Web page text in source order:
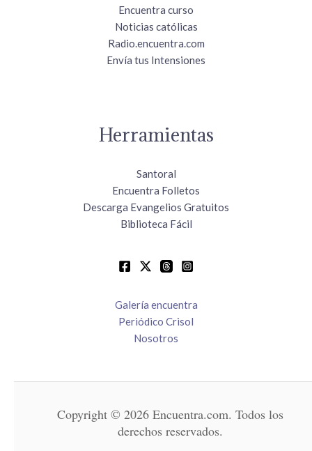
Encuentra curso
Noticias católicas
Radio.encuentra.com
Envía tus Intensiones
Herramientas
Santoral
Encuentra Folletos
Descarga Evangelios Gratuitos
Biblioteca Fácil
Galería encuentra
Periódico Crisol
Nosotros
Copyright © 2026 Encuentra.com. Todos los
derechos reservados.